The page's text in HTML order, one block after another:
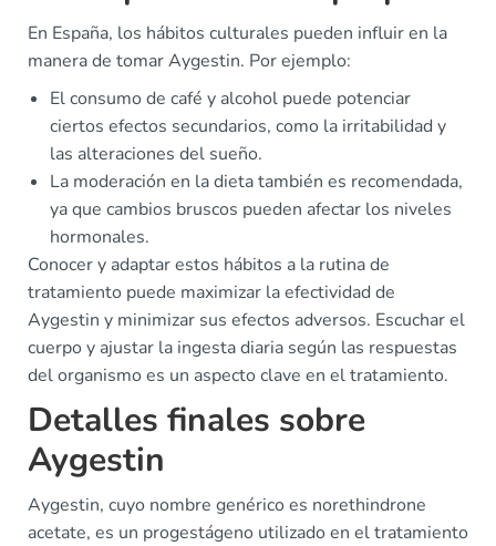
En España, los hábitos culturales pueden influir en la
manera de tomar Aygestin. Por ejemplo:
El consumo de café y alcohol puede potenciar
ciertos efectos secundarios, como la irritabilidad y
las alteraciones del sueño.
La moderación en la dieta también es recomendada,
ya que cambios bruscos pueden afectar los niveles
hormonales.
Conocer y adaptar estos hábitos a la rutina de
tratamiento puede maximizar la efectividad de
Aygestin y minimizar sus efectos adversos. Escuchar el
cuerpo y ajustar la ingesta diaria según las respuestas
del organismo es un aspecto clave en el tratamiento.
Detalles finales sobre
Aygestin
Aygestin, cuyo nombre genérico es norethindrone
acetate, es un progestágeno utilizado en el tratamiento